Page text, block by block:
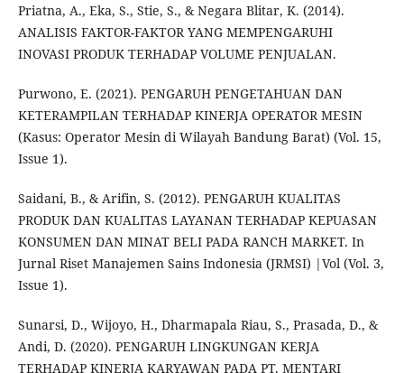
Priatna, A., Eka, S., Stie, S., & Negara Blitar, K. (2014).
ANALISIS FAKTOR-FAKTOR YANG MEMPENGARUHI
INOVASI PRODUK TERHADAP VOLUME PENJUALAN.
Purwono, E. (2021). PENGARUH PENGETAHUAN DAN
KETERAMPILAN TERHADAP KINERJA OPERATOR MESIN
(Kasus: Operator Mesin di Wilayah Bandung Barat) (Vol. 15,
Issue 1).
Saidani, B., & Arifin, S. (2012). PENGARUH KUALITAS
PRODUK DAN KUALITAS LAYANAN TERHADAP KEPUASAN
KONSUMEN DAN MINAT BELI PADA RANCH MARKET. In
Jurnal Riset Manajemen Sains Indonesia (JRMSI) |Vol (Vol. 3,
Issue 1).
Sunarsi, D., Wijoyo, H., Dharmapala Riau, S., Prasada, D., &
Andi, D. (2020). PENGARUH LINGKUNGAN KERJA
TERHADAP KINERJA KARYAWAN PADA PT. MENTARI